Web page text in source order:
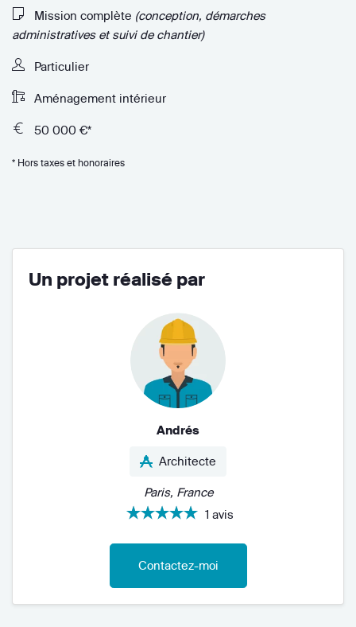
Mission complète (conception, démarches
administratives et suivi de chantier)
Particulier
Aménagement intérieur
50 000 €*
* Hors taxes et honoraires
Un projet réalisé par
Andrés
Architecte
Paris, France
1 avis
Contactez-moi